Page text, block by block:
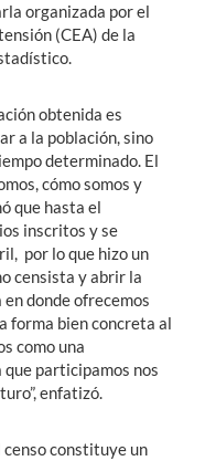
organizada por el
(CEA) de la
obtenida es
a la población, sino
determinado. El
cómo somos y
que hasta el
inscritos y se
por lo que hizo un
censista y abrir la
en donde ofrecemos
forma bien concreta al
como una
participamos nos
enfatizó.
constituye un